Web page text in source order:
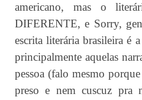
americano, mas o
DIFERENTE, e Sorry,
escrita literária brasileira é
principalmente aquelas
pessoa (falo mesmo
preso e nem cuscuz pra